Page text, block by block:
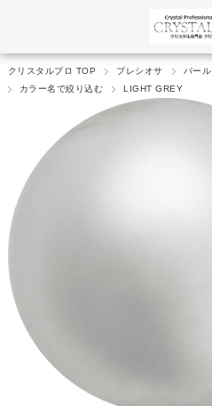
クリスタルプロ TOP プレシオサ パール
カラー名で絞り込む
LIGHT GREY